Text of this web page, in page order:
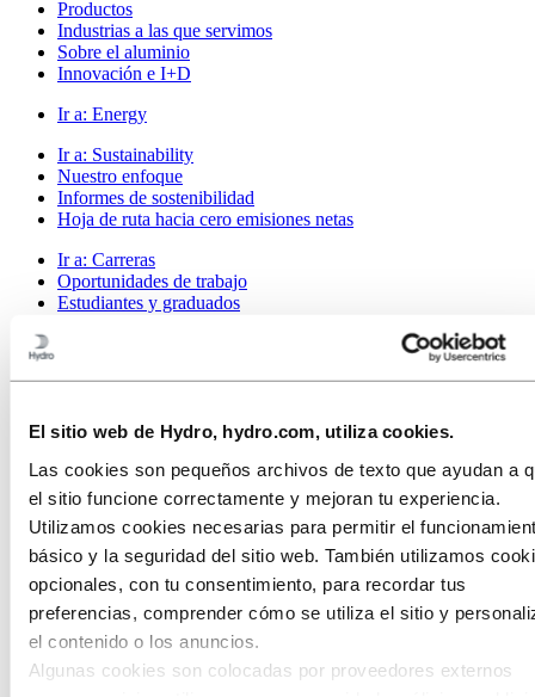
El sitio web de Hydro, hydro.com, utiliza cookies.
Las cookies son pequeños archivos de texto que ayudan a
el sitio funcione correctamente y mejoran tu experiencia.
Utilizamos cookies necesarias para permitir el
básico y la seguridad del sitio web. También utilizamos
opcionales, con tu consentimiento, para recordar tus
preferencias, comprender cómo se utiliza el sitio y
el contenido o los anuncios.
Algunas cookies son colocadas por proveedores externos
Productos
Industrias a las que servimos
Sobre el aluminio
Innovación e I+D
Ir a: Energy
Ir a: Sustainability
Nuestro enfoque
Informes de sostenibilidad
Hoja de ruta hacia cero emisiones netas
Ir a: Carreras
Oportunidades de trabajo
Estudiantes y graduados
Proceso de reclutamiento
Contactos para el inversor
Contactos de prensa
Noticias
Hydro de un vistazo
Galería multimedia
Ir a:Acerca de Hydro
Esto es Hydro
Industrias que importan